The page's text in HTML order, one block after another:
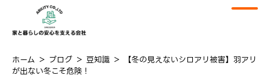
ホーム ＞ ブログ ＞ 豆知識 ＞
【冬の見えないシロアリ被害】羽アリ
が出ない冬こそ危険！